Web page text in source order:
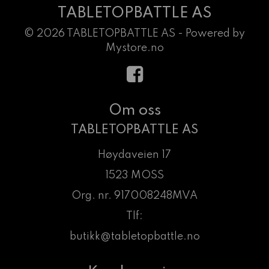
TABLETOPBATTLE AS
© 2026 TABLETOPBATTLE AS - Powered by
Mystore.no
Om oss
TABLETOPBATTLE AS
Høydaveien 17
1523 MOSS
Org. nr. 917008248MVA
Tlf:
butikk@tabletopbattle.no